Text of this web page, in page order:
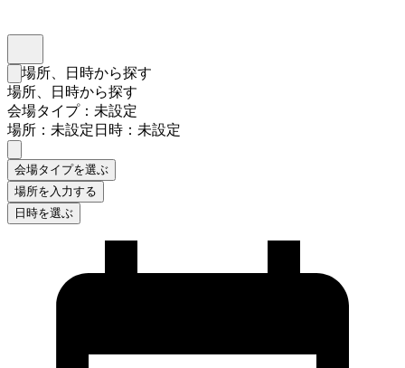
検索フォームを閉じる
場所、日時から探す
場所、日時から探す
会場タイプ：未設定
場所：未設定日時：未設定
会場タイプを選ぶ
場所を入力する
日時を選ぶ